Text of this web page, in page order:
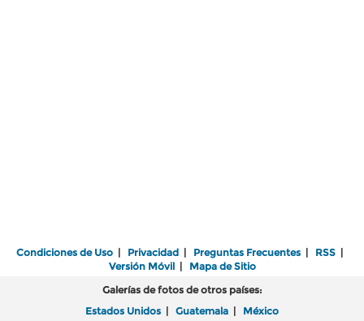
Condiciones de Uso | Privacidad | Preguntas Frecuentes | RSS |
Versión Móvil| Mapa de Sitio
Galerías de fotos de otros países:
Estados Unidos | Guatemala | México